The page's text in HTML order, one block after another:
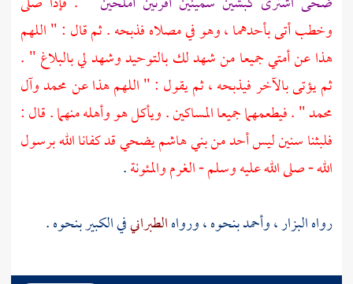
وخطب أتى بأحدهما ، وهو في مصلاه فذبحه . ثم قال : " اللهم
هذا عن أمتي جميعا من شهد لك بالتوحيد وشهد لي بالبلاغ " .
ثم يؤتى بالآخر فيذبحه ، ثم يقول : " اللهم هذا عنمحمدوآل
محمد " . فيطعمهما جميعا المساكين . ويأكل هو وأهله منهما . قال :
فلبثنا سنين ليس أحد من بني هاشم يضحي قد كفانا الله برسول
الله - صلى الله عليه وسلم - الغرم والمئونة.
رواهالبزار،وأحمدبنحوه ، ورواهالطبرانيفي الكبير بنحوه .